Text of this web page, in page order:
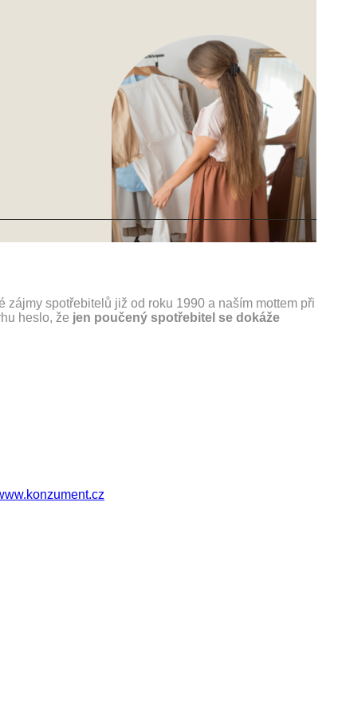
spotřebitelů již od roku 1990 a naším mottem při
heslo, že jen poučený spotřebitel se dokáže